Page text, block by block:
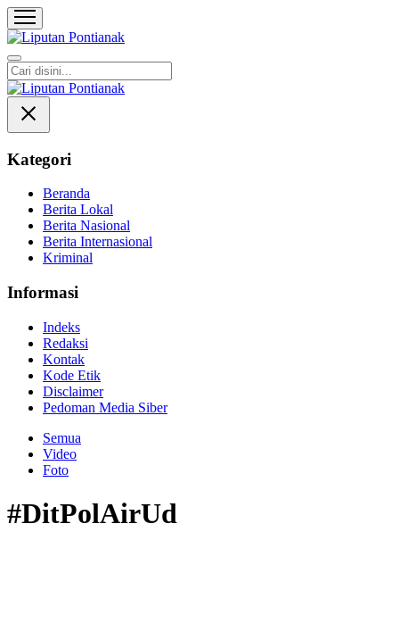
Liputan Pontianak
Berita Terkini dan TerUpdate
Kategori
Beranda
Berita Lokal
Berita Nasional
Berita Internasional
Kriminal
Informasi
Indeks
Redaksi
Kontak
Kode Etik
Disclaimer
Pedoman Media Siber
Semua
Video
Foto
#DitPolAirUd